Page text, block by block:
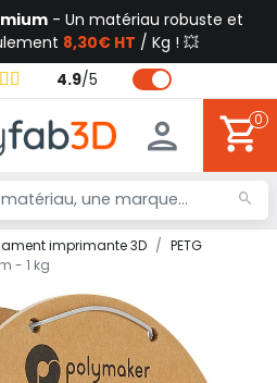
- Un matériau robuste et
8,30€ HT / Kg ! 💥
4.9/5
0
imprimante 3D
PETG
- 1 kg